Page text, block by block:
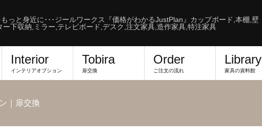
っと身近に･･･ジールワークス『価格がわかるJustPlan』カップボード,本棚,壁
ー下収納,ミラー,テレビボード,デスク,注文家具,造作家具,特注家具
Interior
インテリアオプション
Tobira
扉交換
Order
ご注文の流れ
Library
家具の資料館
｜扉交換